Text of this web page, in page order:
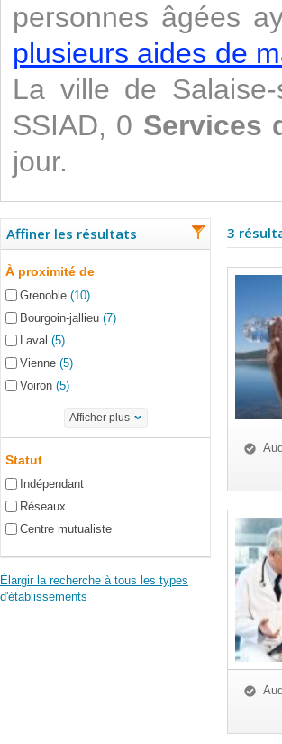
personnes âgées
plusieurs aides de
La ville de
SSIAD, 0 Services
jour.
Affiner les résultats
À proximité de
Grenoble (10)
Bourgoin-jallieu (7)
Laval (5)
Vienne (5)
Voiron (5)
Afficher plus
Statut
Indépendant
Réseaux
Centre mutualiste
Élargir la recherche à tous les types
d'établissements
3